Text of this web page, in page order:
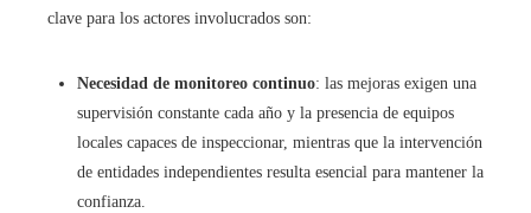
clave para los actores involucrados son:
Necesidad de monitoreo continuo: las mejoras exigen una
supervisión constante cada año y la presencia de equipos
locales capaces de inspeccionar, mientras que la intervención
de entidades independientes resulta esencial para mantener la
confianza.